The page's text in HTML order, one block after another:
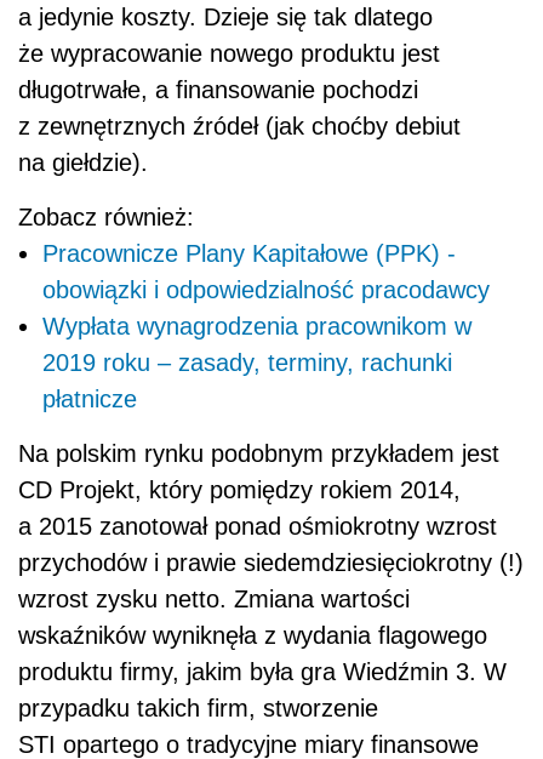
a jedynie koszty. Dzieje się tak dlatego
że wypracowanie nowego produktu jest
długotrwałe, a finansowanie pochodzi
z zewnętrznych źródeł (jak choćby debiut
na giełdzie).
Zobacz również:
Pracownicze Plany Kapitałowe (PPK) -
obowiązki i odpowiedzialność pracodawcy
Wypłata wynagrodzenia pracownikom w
2019 roku – zasady, terminy, rachunki
płatnicze
Na polskim rynku podobnym przykładem jest
CD Projekt, który pomiędzy rokiem 2014,
a 2015 zanotował ponad ośmiokrotny wzrost
przychodów i prawie siedemdziesięciokrotny (!)
wzrost zysku netto. Zmiana wartości
wskaźników wyniknęła z wydania flagowego
produktu firmy, jakim była gra Wiedźmin 3. W
przypadku takich firm, stworzenie
STI opartego o tradycyjne miary finansowe